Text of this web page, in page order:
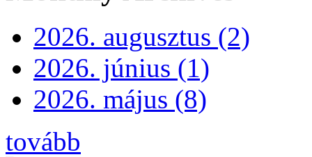
2026. augusztus (2)
2026. június (1)
2026. május (8)
tovább